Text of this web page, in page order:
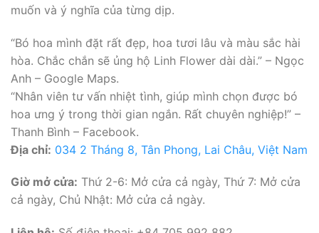
muốn và ý nghĩa của từng dịp.
“Bó hoa mình đặt rất đẹp, hoa tươi lâu và màu sắc hài
hòa. Chắc chắn sẽ ủng hộ Linh Flower dài dài.” – Ngọc
Anh – Google Maps.
“Nhân viên tư vấn nhiệt tình, giúp mình chọn được bó
hoa ưng ý trong thời gian ngắn. Rất chuyên nghiệp!” –
Thanh Bình – Facebook.
Địa chỉ: 034 2 Tháng 8, Tân Phong, Lai Châu, Việt Nam
Giờ mở cửa: Thứ 2-6: Mở cửa cả ngày, Thứ 7: Mở cửa
cả ngày, Chủ Nhật: Mở cửa cả ngày.